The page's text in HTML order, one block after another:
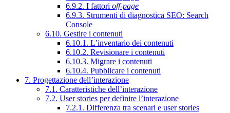
6.9.2. I fattori off-page
6.9.3. Strumenti di diagnostica SEO: Search
Console
6.10. Gestire i contenuti
6.10.1. L’inventario dei contenuti
6.10.2. Revisionare i contenuti
6.10.3. Migrare i contenuti
6.10.4. Pubblicare i contenuti
7. Progettazione dell’interazione
7.1. Caratteristiche dell’interazione
7.2. User stories per definire l’interazione
7.2.1. Differenza tra scenari e user stories